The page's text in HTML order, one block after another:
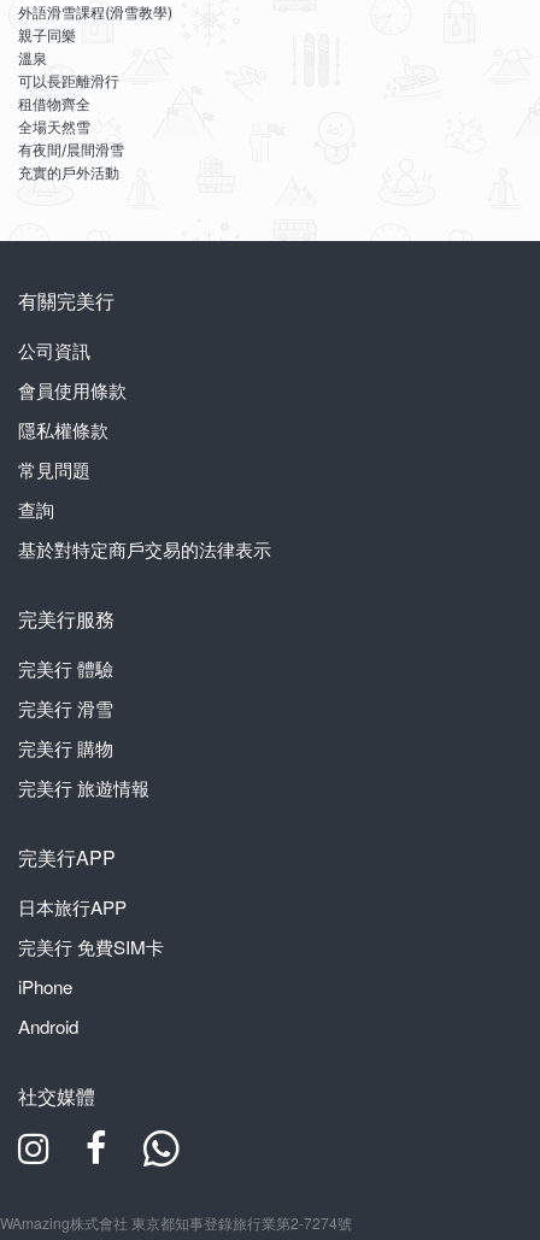
外語滑雪課程(滑雪教學)
親子同樂
溫泉
可以長距離滑行
租借物齊全
全場天然雪
有夜間/晨間滑雪
充實的戶外活動
有關完美行
公司資訊
會員使用條款
隱私權條款
常見問題
查詢
基於對特定商戶交易的法律表示
完美行服務
完美行體驗
完美行滑雪
完美行購物
完美行旅遊情報
完美行APP
日本旅行APP
完美行免費SIM卡
iPhone
Android
社交媒體
WAmazing株式會社 東京都知事登錄旅行業第2-7274號